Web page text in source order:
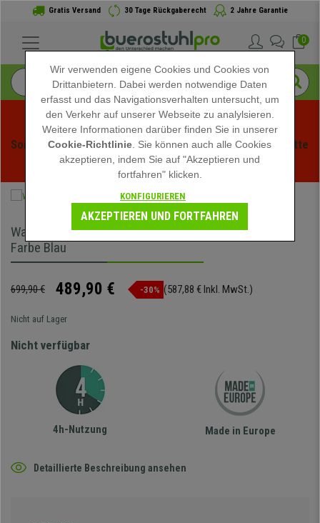
Gratis Versand 30 Tage Rückgaberecht 2 Jahre Garantie
0
Sommerschlussverauf bei buerstuhlpro! Exklusive Rabatte
für kurze Zeit - Aktion ansehen -
Wartebank ELVA 4-Sitzer, Metallgestell, Kunststoff,
Farbe Blau
699,90 € 489,90 € -30% (587,88 € Inkl. MwSt.)
Nicht auf Lager
Nicht verfügbar
4h-Nutzung Made in Europe
Detaillierte Beschreibung ansehen
Wir verwenden eigene Cookies und Cookies von
Drittanbietern. Dabei werden notwendige Daten
erfasst und das Navigationsverhalten untersucht, um
den Verkehr auf unserer Webseite zu analylsieren.
Weitere Informationen darüber finden Sie in unserer
Cookie-Richtlinie . Sie können auch alle Cookies
akzeptieren, indem Sie auf "Akzeptieren und
fortfahren" klicken.
KONFIGURIEREN
AKZEPTIEREN UND FORTFAHREN